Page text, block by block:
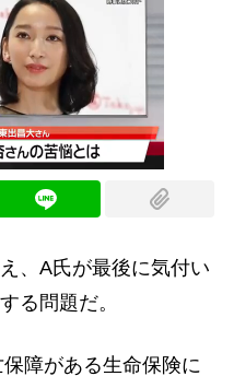
、A氏が最後に気付い
る問題だ。
保障がある生命保険に